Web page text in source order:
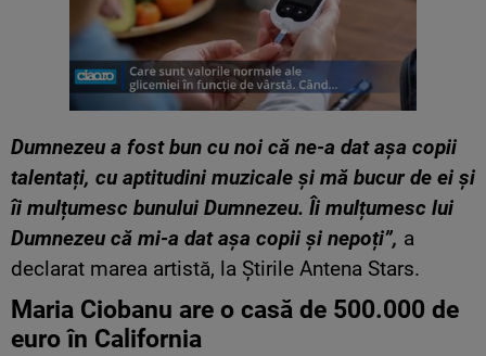
Dumnezeu a fost bun cu noi că ne-a dat așa copii
talentați, cu aptitudini muzicale și mă bucur de ei și
îi mulțumesc bunului Dumnezeu. Îi mulțumesc lui
Dumnezeu că mi-a dat așa copii și nepoți”, a
declarat marea artistă, la Știrile Antena Stars.
Maria Ciobanu are o casă de 500.000 de
euro în California